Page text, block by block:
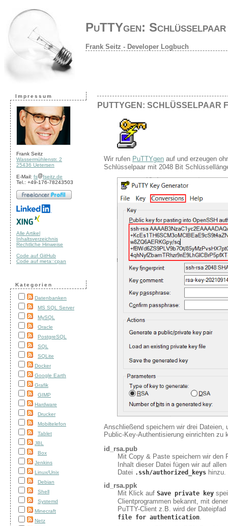
PuTTYgen:
Frank Seitz - Developer Logbuch
Impressum
Frank Seitz
Wassermühlenstr. 2
25436 Uetersen
E-Mail: fs
fseitz.de
Tel.: +49-176-78243503
Alle Artikel
Inhaltsverzeichnis
Rechtliche Hinweise
Code auf GitHub
Code auf meta::cpan
Kategorien
Datenbanken
MS SQL Server
MySQL
Oracle
PostgreSQL
SQL
SQLite
Docker
Google Earth
Grafik
GIMP
Hardware
Drucker
Mobiltelefon
Tablet
JBL
Box
Jenkins
Linux/Unix
Debian
Shell
Systemd
Minecraft
Netz
PUTTYGEN: SCHLÜSSELPAAR
Wir rufen PuTTYgen auf und erzeugen
Schlüsselpaar mit 2048 Bit
Anschließend speichern wir drei Dateien,
Public-Key-Authentisierung einrichten zu
id_rsa.pub
Mit Copy & Paste speichern wir den
Inhalt dieser Datei fügen wir auf
Datei .ssh/authorized_keys hinzu.
id_rsa.ppk
Mit Klick auf Save private key
Clientprogrammen bekannt, mit
PuTTY-Client z.B. wird der
file for authentication